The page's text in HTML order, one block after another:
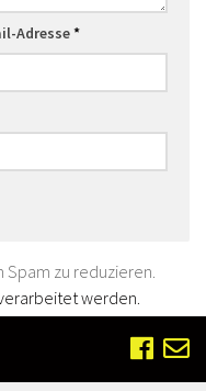
Adresse*
zu reduzieren.
werden.